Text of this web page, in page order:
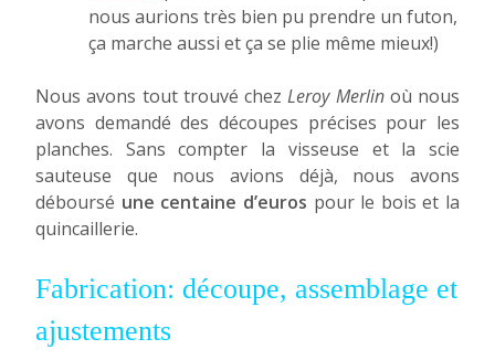
nous aurions très bien pu prendre un futon,
ça marche aussi et ça se plie même mieux!)
Nous avons tout trouvé chezLeroy Merlin où nous
avons demandé des découpes précises pour les
planches. Sans compter la visseuse et la scie
sauteuse que nous avions déjà, nous avons
déboursé une centaine d’euros pour le bois et la
quincaillerie.
Fabrication: découpe, assemblage et
ajustements